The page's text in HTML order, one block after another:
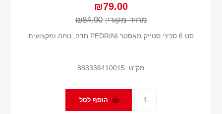
₪79.00
מחיר מקורי: ₪84.90
סט 6 סכיני סטייק מאסטר PEDRINI חדה, נוחה ומקצועית
מק"ט: 883336410015